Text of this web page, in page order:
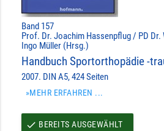
Band 157
Prof. Dr. Joachim Hassenpflug / PD Dr.
Ingo Müller (Hrsg.)
Handbuch Sportorthopädie -
2007. DIN A5, 424 Seiten
»MEHR ERFAHREN ...
done BEREITS AUSGEWÄHLT